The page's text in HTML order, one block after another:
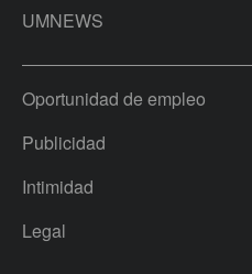
UMNEWS
Oportunidad de empleo
Publicidad
Intimidad
Legal